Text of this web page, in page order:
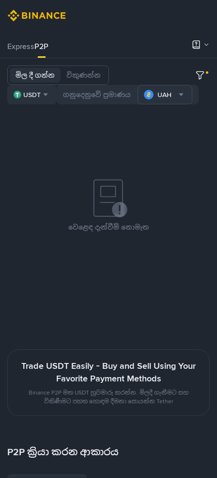
ExpressP2P
මිල දී ගන්න විකුණන්න
USDT UAH
වෙළෙඳ දැන්වීම් නොමැත
Trade USDT Easily - Buy and Sell Using Your
Favorite Payment Methods
Binance P2P මත USDT හුවමාරු කරන්න. මිලදී ගැනීමට සහ
විකිණීමට පහත හොඳම දීමනා සොයන්න Tether
P2P ක්‍රියා කරන ආකාරය